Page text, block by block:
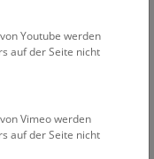
in
Wellen bei
mittels
und bei jedem
Youtube werden
auf der Seite nicht
Vimeo werden
auf der Seite nicht